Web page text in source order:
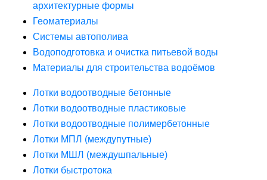
архитектурные формы
Геоматериалы
Системы автополива
Водоподготовка и очистка питьевой воды
Материалы для строительства водоёмов
Лотки водоотводные бетонные
Лотки водоотводные пластиковые
Лотки водоотводные полимербетонные
Лотки МПЛ (междупутные)
Лотки МШЛ (междушпальные)
Лотки быстротока